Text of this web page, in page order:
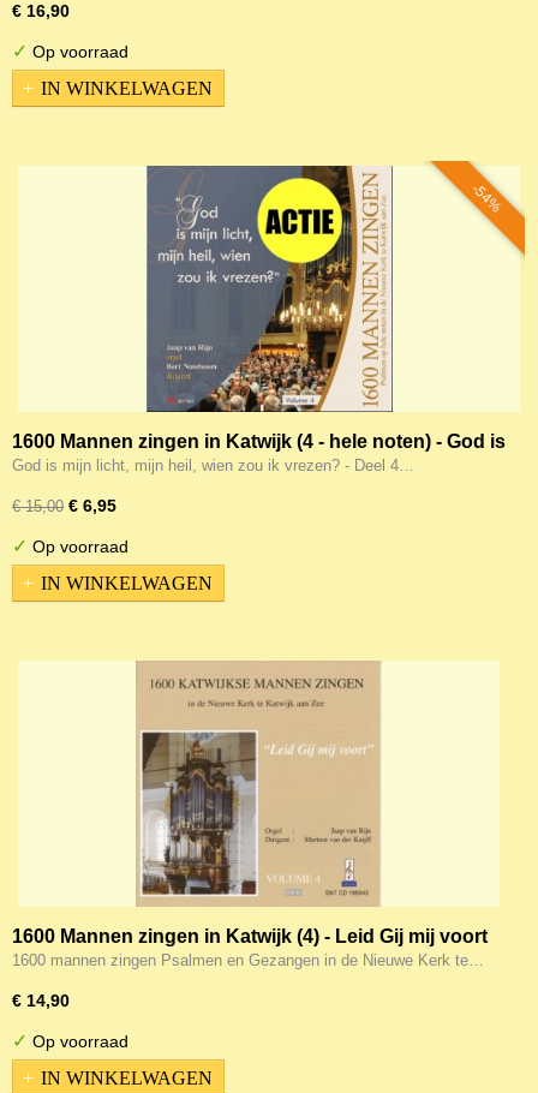
€ 16,90
✓ Op voorraad
IN WINKELWAGEN
-54%
1600 Mannen zingen in Katwijk (4 - hele noten) - God is
mijn licht, mijn heil, wien zou ik vrezen?
God is mijn licht, mijn heil, wien zou ik vrezen? - Deel 4…
€ 15,00 € 6,95
✓ Op voorraad
IN WINKELWAGEN
1600 Mannen zingen in Katwijk (4) - Leid Gij mij voort
1600 mannen zingen Psalmen en Gezangen in de Nieuwe Kerk te…
€ 14,90
✓ Op voorraad
IN WINKELWAGEN